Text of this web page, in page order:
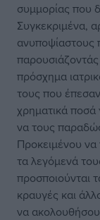
συμμορίας που
Συγκεκριμένα,
ανυποψίαστους
πρόσχημα
τους που
χρηματικά ποσά
να τους
Προκειμένου να
τα λεγόμενά
προσποιούνται
κραυγές και
να